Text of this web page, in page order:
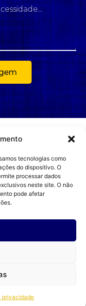
tecnologias como
do dispositivo. O
processar dados
neste site. O não
pode afetar
privacidade
garantindo
e produtividade.